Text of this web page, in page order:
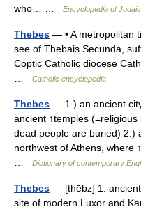
who… …
Encyclopedia of
Thebes — • A metropolitan
see of Thebais Secunda,
Coptic Catholic diocese
Catholic encyclopedia
Thebes — 1.) an ancient
ancient ↑temples
dead people are buried) 2.)
northwest of Athens, where
Dictionary of contemporary
Thebes — [thēbz] 1.
site of modern Luxor and